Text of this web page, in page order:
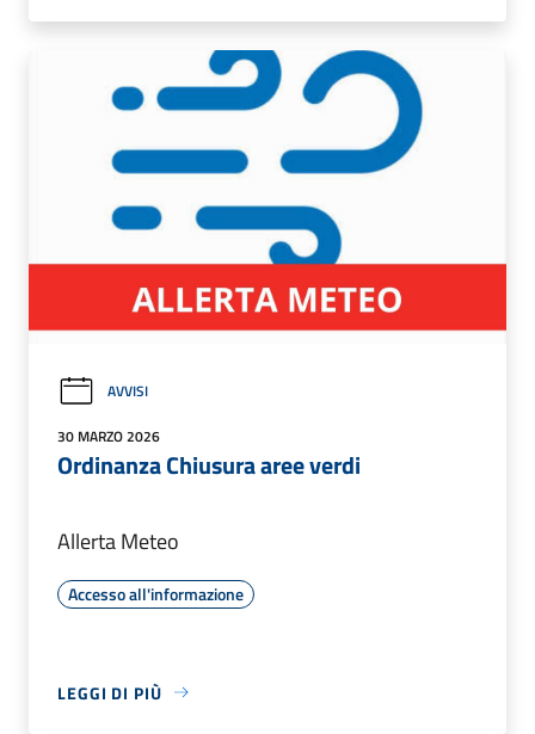
AVVISI
30 MARZO 2026
Ordinanza Chiusura aree verdi
Allerta Meteo
Accesso all'informazione
LEGGI DI PIÙ